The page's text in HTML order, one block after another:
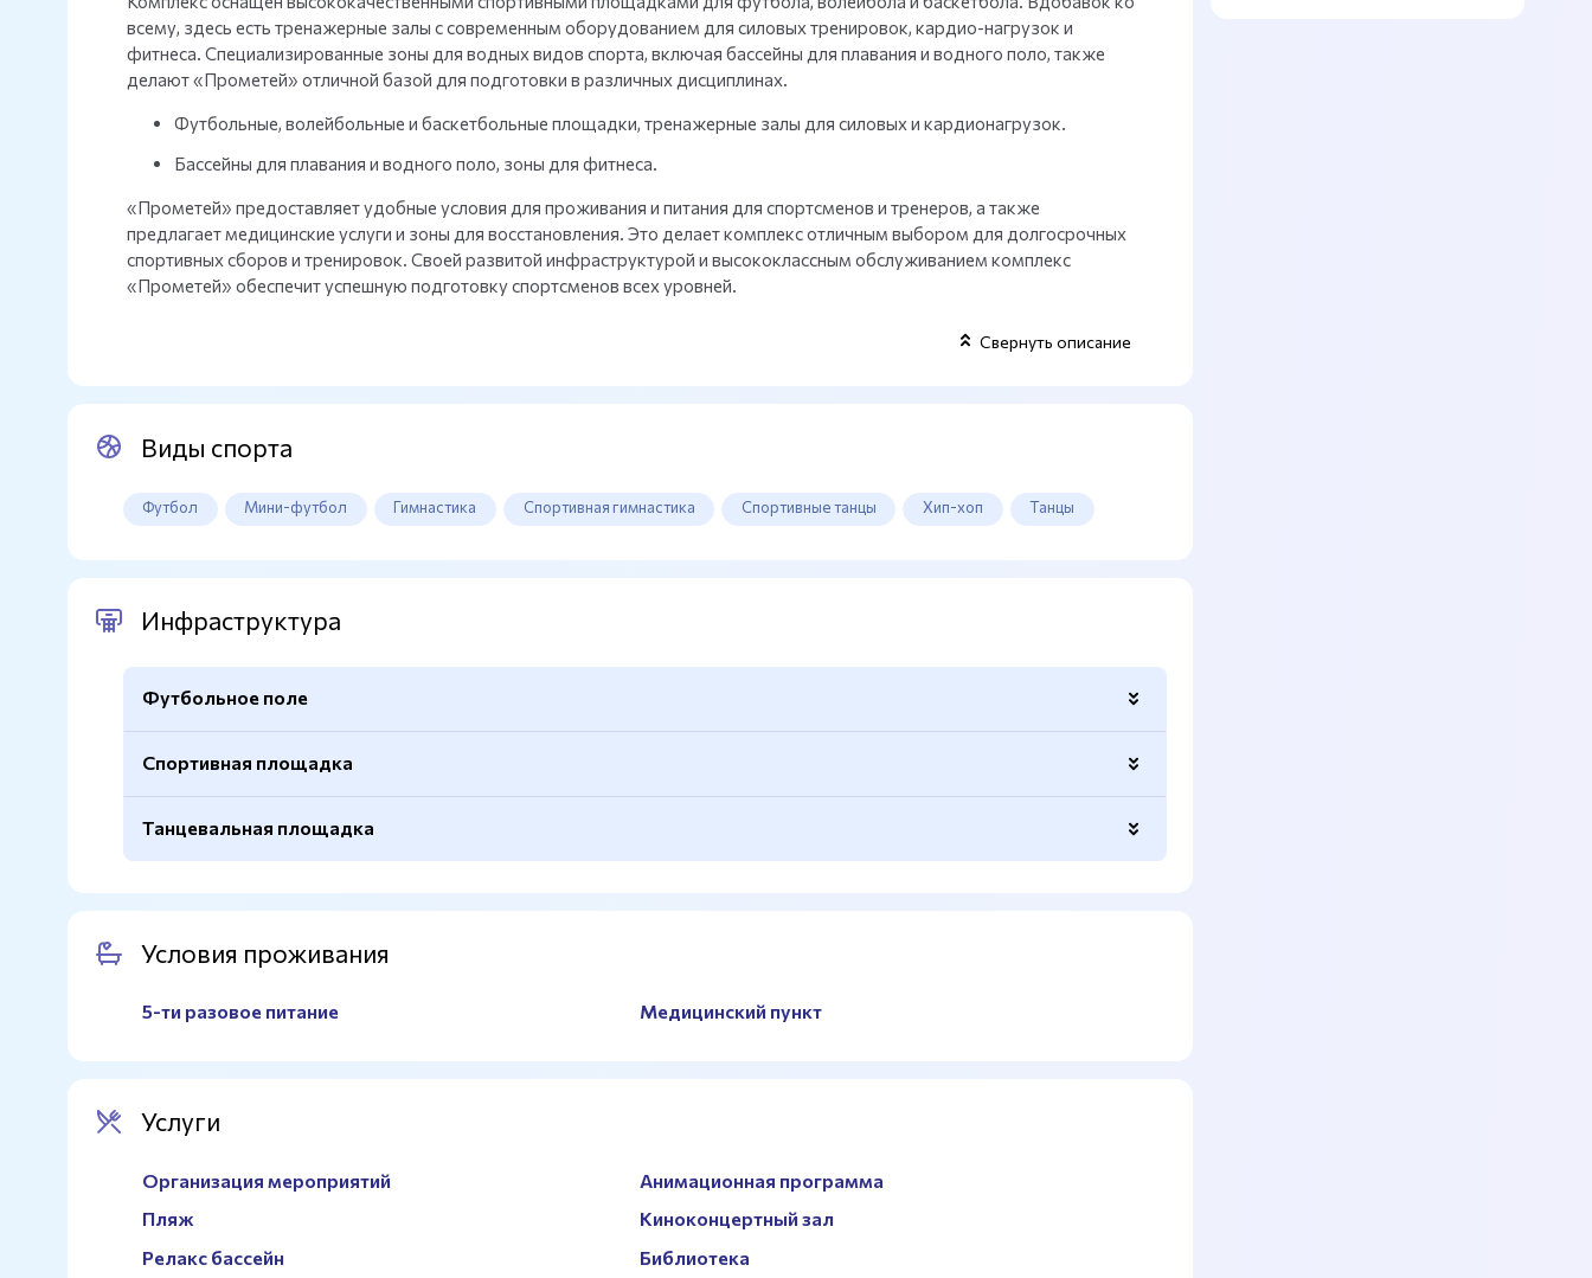
всему, здесь есть тренажерные залы с современным оборудованием для силовых тренировок, кардио-нагрузок и
фитнеса. Специализированные зоны для водных видов спорта, включая бассейны для плавания и водного поло, также
делают «Прометей» отличной базой для подготовки в различных дисциплинах.
Футбольные, волейбольные и баскетбольные площадки, тренажерные залы для силовых и кардионагрузок.
Бассейны для плавания и водного поло, зоны для фитнеса.
«Прометей» предоставляет удобные условия для проживания и питания для спортсменов и тренеров, а также
предлагает медицинские услуги и зоны для восстановления. Это делает комплекс отличным выбором для долгосрочных
спортивных сборов и тренировок. Своей развитой инфраструктурой и высококлассным обслуживанием комплекс
«Прометей» обеспечит успешную подготовку спортсменов всех уровней.
Свернуть описание
Виды спорта
Футбол Мини-футбол Гимнастика Спортивная гимнастика Спортивные танцы Хип-хоп Танцы
Инфраструктура
Футбольное поле
Покрытие
Натуральный газон
Спортивная площадка
Баскетбольные кольца Есть
Танцевальная площадка
Оборудование
Использование
Киноконцертный зал можно использовать для тренировок по танцам
Условия проживания
5-ти разовое питание Медицинский пункт
Услуги
Организация мероприятий
Анимационная программа
Пляж
Киноконцертный зал
Релакс бассейн
Библиотека